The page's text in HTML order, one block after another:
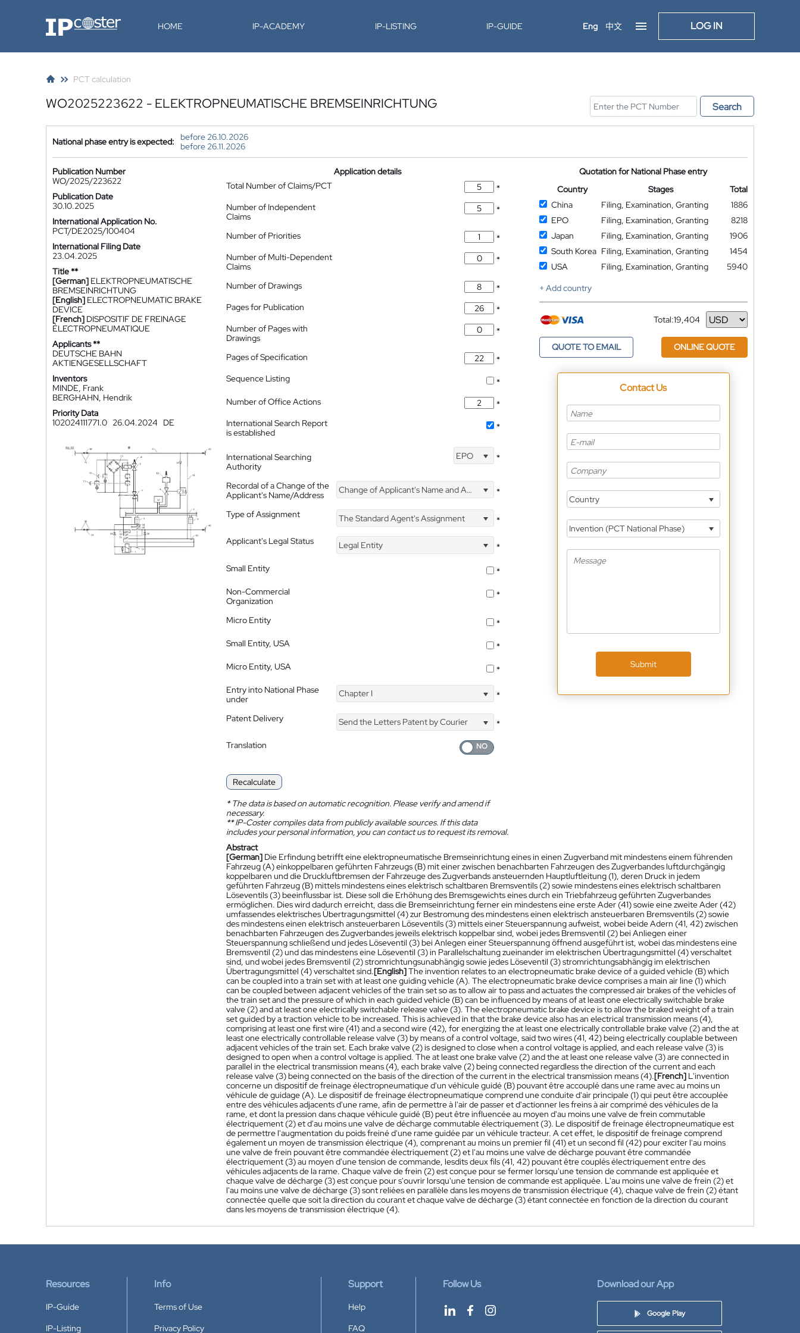
IP-Coster HOME IP-ACADEMY IP-LISTING IP-GUIDE Eng 中文 LOG IN
PCT calculation
WO2025223622 - ELEKTROPNEUMATISCHE BREMSEINRICHTUNG Search
National phase entry is expected:
before 26.10.2026
before 26.11.2026
Publication Number
WO/2025/223622
Publication Date
30.10.2025
International Application No.
PCT/DE2025/100404
International Filing Date
23.04.2025
Title **
[German] ELEKTROPNEUMATISCHE
BREMSEINRICHTUNG
[English] ELECTROPNEUMATIC BRAKE
DEVICE
[French] DISPOSITIF DE FREINAGE
ÉLECTROPNEUMATIQUE
Applicants **
DEUTSCHE BAHN
AKTIENGESELLSCHAFT
Inventors
MINDE, Frank
BERGHAHN, Hendrik
Priority Data
102024111771.0 26.04.2024 DE
Application details
Total Number of Claims/PCT
*
Number of Independent
Claims
*
Number of Priorities
*
Number of Multi-Dependent
Claims
*
Number of Drawings
*
Pages for Publication
*
Number of Pages with
Drawings
*
Pages of Specification
*
Sequence Listing
*
Number of Office Actions
*
International Search Report
is established
*
International Searching
Authority
EPO *
Recordal of a Change of the
Applicant's Name/Address
Change of Applicant's Name and Address *
Type of Assignment The Standard Agent's Assignment
*
Applicant's Legal Status
Legal Entity
*
Small Entity
*
Non-Commercial
Organization
*
Micro Entity
*
Small Entity, USA
*
Micro Entity, USA
*
Entry into National Phase
under
Chapter I *
Patent Delivery Send the Letters Patent by Courier
*
Translation
Recalculate
*The data is based on automatic recognition. Please verify and amend if
necessary.
**IP-Coster compiles data from publicly available sources. If this data
includes your personal information, you can contact us to request its removal.
Quotation for National Phase entry
Country
Stages
Total
China
Filing, Examination, Granting
1886
EPO
Filing, Examination, Granting
8218
Japan
Filing, Examination, Granting
1906
South Korea Filing, Examination, Granting
1454
USA
Filing, Examination, Granting
5940
+ Add country
Total:19,404
Currency
QUOTE TO EMAIL ONLINE QUOTE
Contact Us
Country
Invention (PCT National Phase)
Submit
Abstract
[German] Die Erfindung betrifft eine elektropneumatische Bremseinrichtung eines in einen Zugverband mit mindestens einem führenden
Fahrzeug (A) einkoppelbaren geführten Fahrzeugs (B) mit einer zwischen benachbarten Fahrzeugen des Zugverbandes luftdurchgängig
koppelbaren und die Druckluftbremsen der Fahrzeuge des Zugverbands ansteuernden Hauptluftleitung (1), deren Druck in jedem
geführten Fahrzeug (B) mittels mindestens eines elektrisch schaltbaren Bremsventils (2) sowie mindestens eines elektrisch schaltbaren
Löseventils (3) beeinflussbar ist. Diese soll die Erhöhung des Bremsgewichts eines durch ein Triebfahrzeug geführten Zugverbandes
ermöglichen. Dies wird dadurch erreicht, dass die Bremseinrichtung ferner ein mindestens eine erste Ader (41) sowie eine zweite Ader (42)
umfassendes elektrisches Übertragungsmittel (4) zur Bestromung des mindestens einen elektrisch ansteuerbaren Bremsventils (2) sowie
des mindestens einen elektrisch ansteuerbaren Löseventils (3) mittels einer Steuerspannung aufweist, wobei beide Adern (41, 42) zwischen
benachbarten Fahrzeugen des Zugverbandes jeweils elektrisch koppelbar sind, wobei jedes Bremsventil (2) bei Anliegen einer
Steuerspannung schließend und jedes Löseventil (3) bei Anlegen einer Steuerspannung öffnend ausgeführt ist, wobei das mindestens eine
Bremsventil (2) und das mindestens eine Löseventil (3) in Parallelschaltung zueinander im elektrischen Übertragungsmittel (4) verschaltet
sind, und wobei jedes Bremsventil (2) stromrichtungsunabhängig sowie jedes Löseventil (3) stromrichtungsabhängig im elektrischen
Übertragungsmittel (4) verschaltet sind.[English]The invention relates to an electropneumatic brake device of a guided vehicle (B) which
can be coupled into a train set with at least one guiding vehicle (A). The electropneumatic brake device comprises a main air line (1) which
can be coupled between adjacent vehicles of the train set so as to allow air to pass and actuates the compressed air brakes of the vehicles of
the train set and the pressure of which in each guided vehicle (B) can be influenced by means of at least one electrically switchable brake
valve (2) and at least one electrically switchable release valve (3). The electropneumatic brake device is to allow the braked weight of a train
set guided by a traction vehicle to be increased. This is achieved in that the brake device also has an electrical transmission means (4),
comprising at least one first wire (41) and a second wire (42), for energizing the at least one electrically controllable brake valve (2) and the at
least one electrically controllable release valve (3) by means of a control voltage, said two wires (41, 42) being electrically couplable between
adjacent vehicles of the train set. Each brake valve (2) is designed to close when a control voltage is applied, and each release valve (3) is
designed to open when a control voltage is applied. The at least one brake valve (2) and the at least one release valve (3) are connected in
parallel in the electrical transmission means (4), each brake valve (2) being connected regardless the direction of the current and each
release valve (3) being connected on the basis of the direction of the current in the electrical transmission means (4).[French] L'invention
concerne un dispositif de freinage électropneumatique d'un véhicule guidé (B) pouvant être accouplé dans une rame avec au moins un
véhicule de guidage (A). Le dispositif de freinage électropneumatique comprend une conduite d'air principale (1) qui peut être accouplée
entre des véhicules adjacents d'une rame, afin de permettre à l'air de passer et d'actionner les freins à air comprimé des véhicules de la
rame, et dont la pression dans chaque véhicule guidé (B) peut être influencée au moyen d'au moins une valve de frein commutable
électriquement (2) et d'au moins une valve de décharge commutable électriquement (3). Le dispositif de freinage électropneumatique est
de permettre l'augmentation du poids freiné d'une rame guidée par un véhicule tracteur. A cet effet, le dispositif de freinage comprend
également un moyen de transmission électrique (4), comprenant au moins un premier fil (41) et un second fil (42) pour exciter l'au moins
une valve de frein pouvant être commandée électriquement (2) et l'au moins une valve de décharge pouvant être commandée
électriquement (3) au moyen d'une tension de commande, lesdits deux fils (41, 42) pouvant être couplés électriquement entre des
véhicules adjacents de la rame. Chaque valve de frein (2) est conçue pour se fermer lorsqu'une tension de commande est appliquée et
chaque valve de décharge (3) est conçue pour s'ouvrir lorsqu'une tension de commande est appliquée. L'au moins une valve de frein (2) et
l'au moins une valve de décharge (3) sont reliées en parallèle dans les moyens de transmission électrique (4), chaque valve de frein (2) étant
connectée quelle que soit la direction du courant et chaque valve de décharge (3) étant connectée en fonction de la direction du courant
dans les moyens de transmission électrique (4).
Resources
IP-Guide
IP-Listing
Info
Terms of Use
Privacy Policy
Support
Help
FAQ
Follow Us Download our App
Google Play